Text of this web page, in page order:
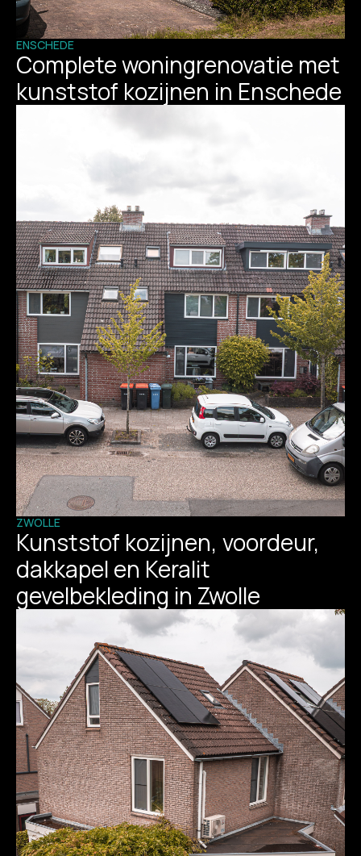
ENSCHEDE
Complete woningrenovatie met
kunststof kozijnen in Enschede
ZWOLLE
Kunststof kozijnen, voordeur,
dakkapel en Keralit
gevelbekleding in Zwolle